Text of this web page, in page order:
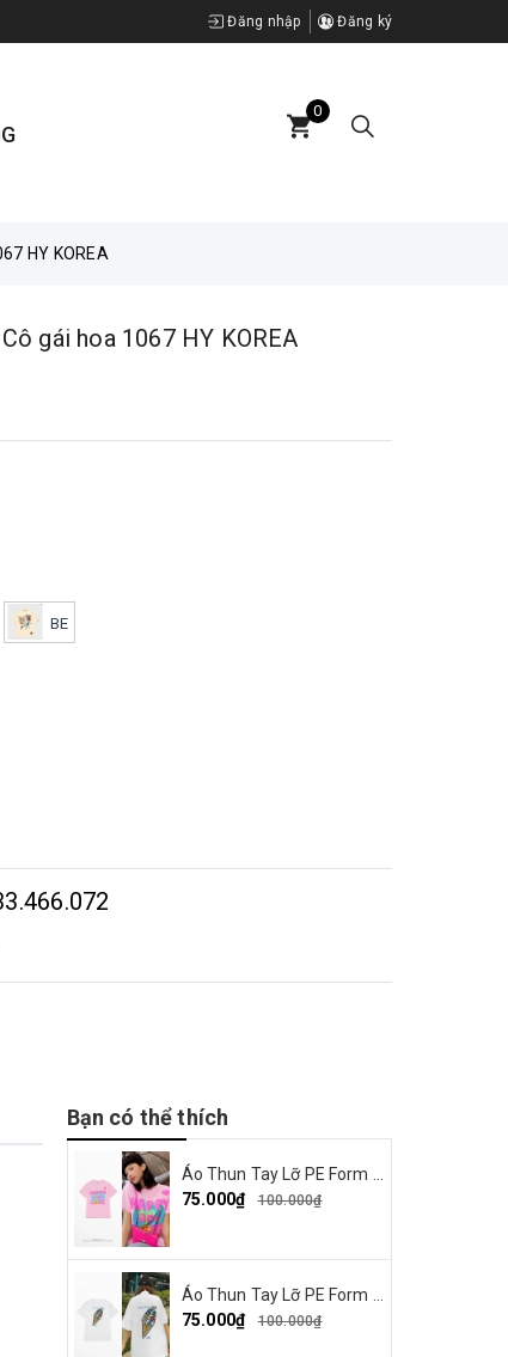
Đăng nhập Đăng ký
0
HY KOREA
gái hoa 1067 HY KOREA
BE
Bạn có thể thích
75.000₫
100.000₫
75.000₫
100.000₫